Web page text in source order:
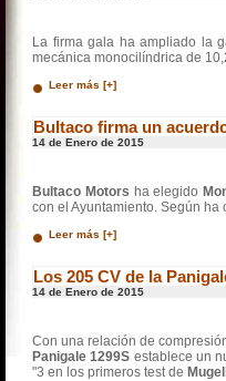
La firma gala ha ampliado la
mecánica monocilíndrica de
Leer más [+]
Bultaco firma un
14 de Enero de 2015
Bultaco Motors ha elegido
con el Ayuntamiento. Según
Leer más [+]
Los 205 CV de la
14 de Enero de 2015
Con una relación de
Panigale 1299S establece un
"3 en los primeros test de